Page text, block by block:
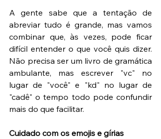
A gente sabe que a tentação de
abreviar tudo é grande, mas vamos
combinar que, às vezes, pode ficar
difícil entender o que você quis dizer.
Não precisa ser um livro de gramática
ambulante, mas escrever "vc" no
lugar de "você" e "kd" no lugar de
"cadê" o tempo todo pode confundir
mais do que facilitar.
Cuidado com os emojis e gírias